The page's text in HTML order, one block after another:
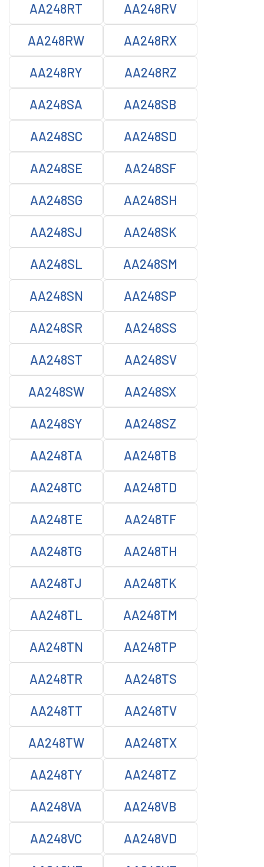
AA248RT AA248RV
AA248RW AA248RX
AA248RY AA248RZ
AA248SA AA248SB
AA248SC AA248SD
AA248SE AA248SF
AA248SG AA248SH
AA248SJ AA248SK
AA248SL AA248SM
AA248SN AA248SP
AA248SR AA248SS
AA248ST AA248SV
AA248SW AA248SX
AA248SY AA248SZ
AA248TA AA248TB
AA248TC AA248TD
AA248TE AA248TF
AA248TG AA248TH
AA248TJ AA248TK
AA248TL AA248TM
AA248TN AA248TP
AA248TR AA248TS
AA248TT AA248TV
AA248TW AA248TX
AA248TY AA248TZ
AA248VA AA248VB
AA248VC AA248VD